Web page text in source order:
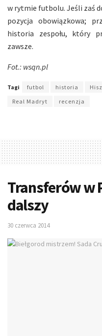
w rytmie futbolu. Jeśli zaś
pozycja obowiązkowa;
historia zespołu, który
zawsze.
Fot.: wsqn.pl
Tagi futbol historia
Real Madryt
recenzja
Transferów w
dalszy
30 czerwca 2014